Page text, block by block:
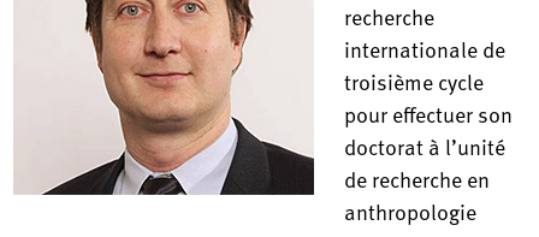
recherche
internationale de
troisième cycle
pour effectuer son
doctorat à l’unité
de recherche en
anthropologie